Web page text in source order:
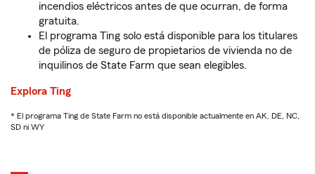
incendios eléctricos antes de que ocurran, de forma
gratuita.
El programa Ting solo está disponible para los titulares
de póliza de seguro de propietarios de vivienda no de
inquilinos de State Farm que sean elegibles.
Explora Ting
* El programa Ting de State Farm no está disponible actualmente en AK, DE, NC,
SD ni WY